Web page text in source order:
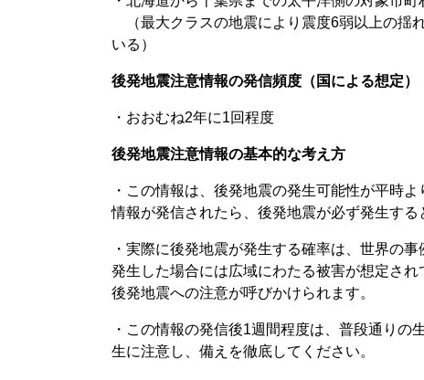
（最大クラスの地震により震度6弱以上の揺
いる）
後発地震注意情報の発信頻度（国による想定）
・おおむね2年に1回程度
後発地震注意情報の基本的な考え方
・この情報は、後発地震の発生可能性が平時
情報が発信されたら、後発地震が必ず発生する
・実際に後発地震が発生する確率は、世界の
発生した場合には広域にわたる被害が想定さ
後発地震への注意が呼びかけられます。
・この情報の発信後1週間程度は、普段通り
生に注意し、備えを徹底してください。